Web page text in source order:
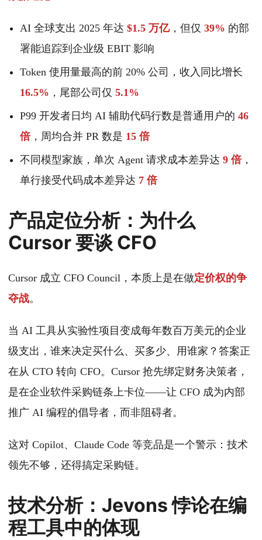
AI 全球支出 2025 年达 $1.5 万亿，但仅 39% 的部
署能追踪到企业级 EBIT 影响
Token 使用量最高的前 20% 公司，收入同比增长
16.5% ，尾部公司仅 5.1%
P99 开发者日均 AI 辅助代码行数是普通用户的 46
倍，周均合并 PR 数是 15 倍
不同模型家族，单次 Agent 请求成本差异达 9 倍，
单行接受代码成本差异达 7 倍
产品定位分析：为什么
Cursor 要谈 CFO
Cursor 成立 CFO Council，本质上是在做定价权的争
夺战。
当 AI 工具从实验性项目变成每年数百万美元的企业
级支出，谁来决定买什么、买多少、用谁家？答案正
在从 CTO 转向 CFO。Cursor 抢先绑定财务决策者，
是在企业软件采购链条上卡位——让 CFO 成为内部
推广 AI 编程的倡导者，而非阻碍者。
这对 Copilot、Claude Code 等竞品是一个警示：技术
领先不够，还得搞定采购链。
技术分析：Jevons 悖论在编
程工具中的体现